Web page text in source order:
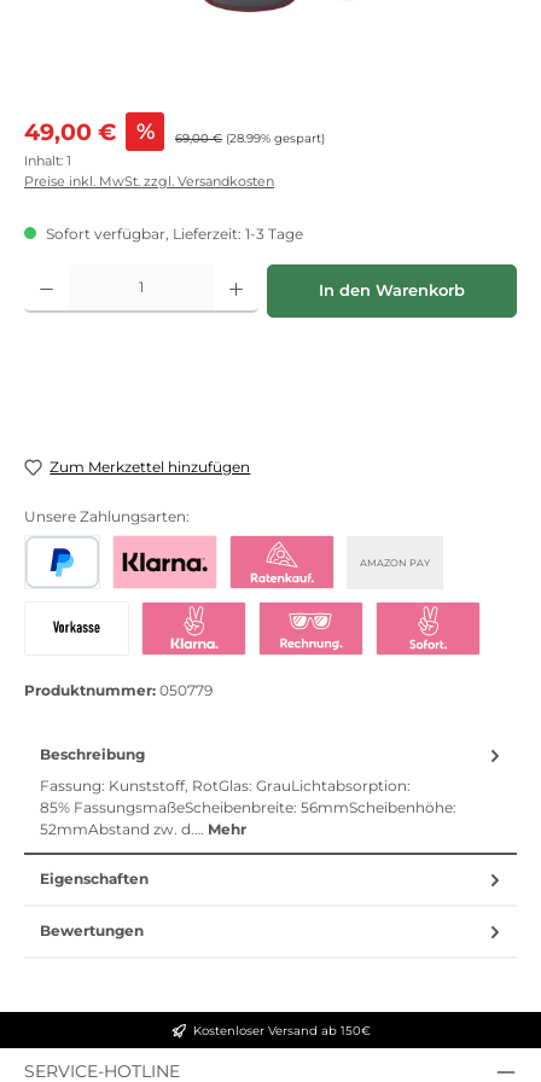
Verkaufspreis:
49,00 € % Regulärer Preis:
69,00 € (28.99% gespart)
Inhalt: 1
Preise inkl. MwSt. zzgl. Versandkosten
Sofort verfügbar, Lieferzeit: 1-3 Tage
Produkt Anzahl: Gib den gewünschten Wert ein oder benutze die
In den Warenkorb
Zum Merkzettel hinzufügen
Unsere Zahlungsarten:
AMAZON PAY
Bezahlen mit KlarnaKlarna Ratenkauf
Produktnummer: 050779
Beschreibung
Fassung: Kunststoff, RotGlas: GrauLichtabsorption:
85% FassungsmaßeScheibenbreite: 56mmScheibenhöhe:
52mmAbstand zw. d.… Mehr
Eigenschaften
Bewertungen
Kostenloser Versand ab 150€
SERVICE-HOTLINE